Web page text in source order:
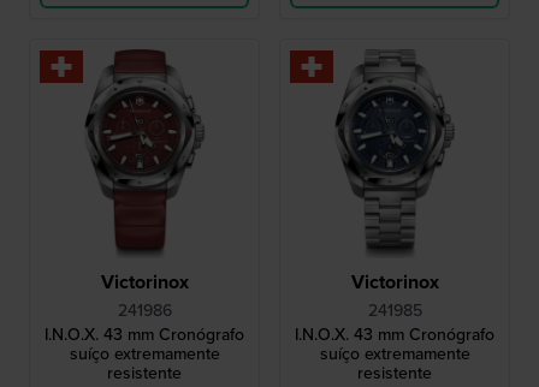
Victorinox
241986
I.N.O.X. 43 mm Cronógrafo
suíço extremamente
resistente
Victorinox
241985
I.N.O.X. 43 mm Cronógrafo
suíço extremamente
resistente